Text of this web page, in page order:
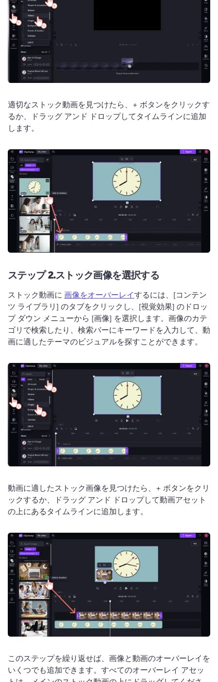
適切なストック動画を見つけたら、+ ボタンをクリックす
るか、ドラッグ アンド ドロップしてタイムラインに追加
します。
ステップ 2.ストック画像を選択する
ストック動画に 画像をオーバーレイするには、[コンテン
ツ ライブラリ] のタブをクリックし、[視覚効果] のドロッ
プ ダウン メニューから [画像] を選択します。 画像のカテ
ゴリで検索したり、検索バーにキーワードを入力して、動
画に適したテーマのビジュアルを探すことができます。
動画に適したストック画像を見つけたら、+ ボタンをクリ
ックするか、ドラッグ アンド ドロップして動画アセット
の上にあるタイムラインに追加します。
このステップを繰り返せば、画像と動画のオーバーレイを
いくつでも追加できます。 すべてのオーバーレイ アセッ